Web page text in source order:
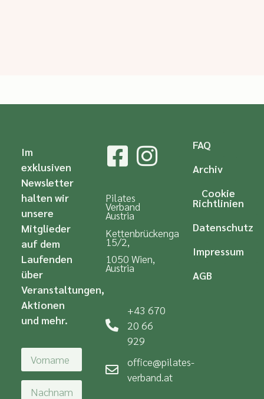
Pilates
Verband
Austria
Kettenbrückengasse
15/2,
1050 Wien,
Austria
+43 670
20 66
929
office@pilates-
verband.at
Im
exklusiven
Newsletter
halten wir
unsere
Mitglieder
auf dem
Laufenden
über
Veranstaltungen,
Aktionen
und mehr.
FAQ
Archiv
Cookie
Richtlinien
Datenschutz
Impressum
AGB